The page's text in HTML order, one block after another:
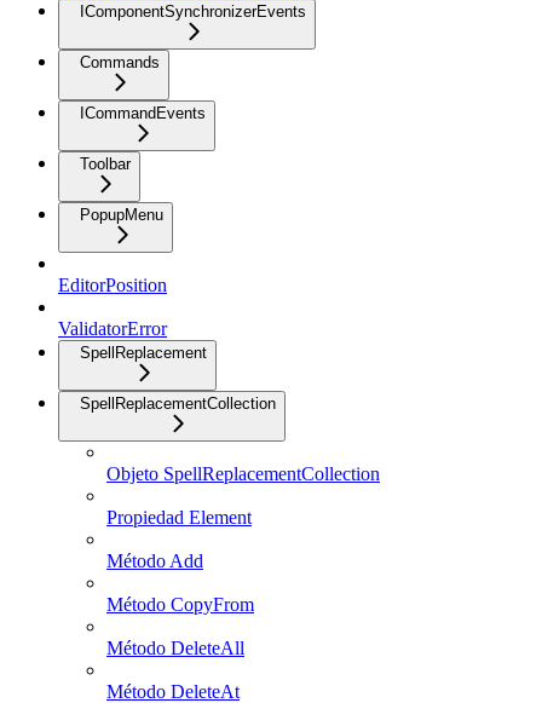
IComponentSynchronizerEvents
Commands
ICommandEvents
Toolbar
PopupMenu
EditorPosition
ValidatorError
SpellReplacement
SpellReplacementCollection
Objeto SpellReplacementCollection
Propiedad Element
Método Add
Método CopyFrom
Método DeleteAll
Método DeleteAt